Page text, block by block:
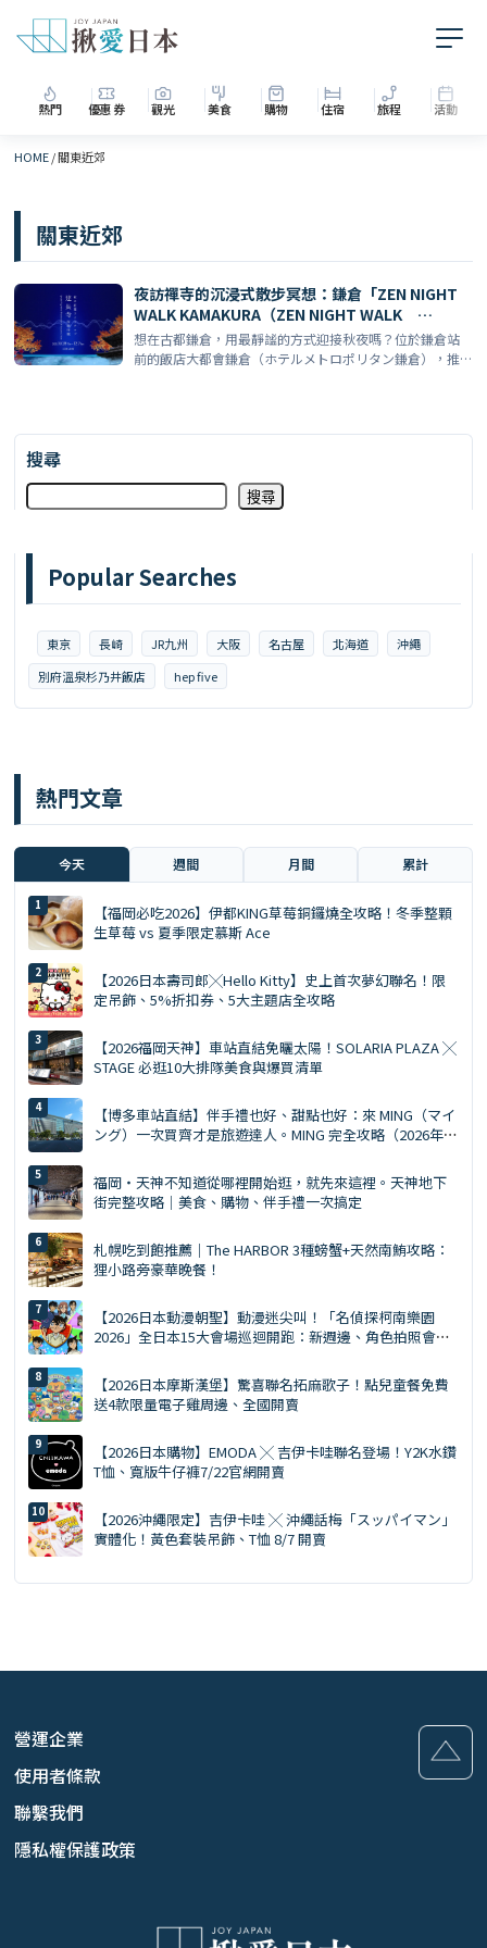
熱門 優惠券 觀光 美食 購物 住宿 旅程 活動
HOME/關東近郊
關東近郊
夜訪禪寺的沉浸式散步冥想：鎌倉「ZEN NIGHT
WALK KAMAKURA（ZEN NIGHT WALK
KAMAKURA）」拝觀券付住宿方案【飯店大都會
鎌倉（ホテルメトロポリタン鎌倉）】
想在古都鎌倉，用最靜謐的方式迎接秋夜嗎？位於鎌倉站
前的飯店大都會鎌倉（ホテルメトロポリタン鎌倉），推
搜尋
搜尋
Popular Searches
東京 長崎 JR九州 大阪 名古屋 北海道
沖繩
別府溫泉杉乃井飯店
hep five
熱門文章
今天 週間 月間 累計
【福岡必吃2026】伊都KING草莓銅鑼燒全攻略！冬季整顆
生草莓 vs 夏季限定慕斯 Ace
【2026日本壽司郎╳Hello Kitty】史上首次夢幻聯名！限
定吊飾、5%折扣券、5大主題店全攻略
【2026福岡天神】車站直結免曬太陽！SOLARIA PLAZA ╳
STAGE 必逛10大排隊美食與爆買清單
【博多車站直結】伴手禮也好、甜點也好：來 MING（マイ
ング）一次買齊才是旅遊達人。MING 完全攻略（2026年
福岡・天神不知道從哪裡開始逛，就先來這裡。天神地下
街完整攻略｜美食、購物、伴手禮一次搞定
札幌吃到飽推薦｜The HARBOR 3種螃蟹+天然南鮪攻略：
狸小路旁豪華晚餐！
【2026日本動漫朝聖】動漫迷尖叫！「名偵探柯南樂園
2026」全日本15大會場巡迴開跑：新週邊、角色拍照會、
【2026日本摩斯漢堡】驚喜聯名拓麻歌子！點兒童餐免費
送4款限量電子雞周邊、全國開賣
【2026日本購物】EMODA ╳ 吉伊卡哇聯名登場！Y2K水鑽
T恤、寬版牛仔褲7/22官網開賣
【2026沖繩限定】吉伊卡哇 ╳ 沖繩話梅「スッパイマン」
實體化！黃色套裝吊飾、T恤 8/7 開賣
營運企業
使用者條款
聯繫我們
隱私權保護政策